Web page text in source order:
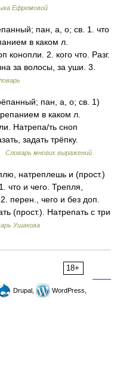
Ефремовой
пан, а, о; св. 1. что
в каком л.
конопли. 2. кого что. Разг.
за волосы, за уши. 3.
пан, а, о; св. 1)
в каком л.
Натрепа/ть сноп
задать трёпку.
Словарь многих выражений
натреплешь и (прост.)
что и чего. Трепля,
перен., чего и без доп.
(прост.). Натрепать с три
Ушакова
18+
Drupal,
WordPress,